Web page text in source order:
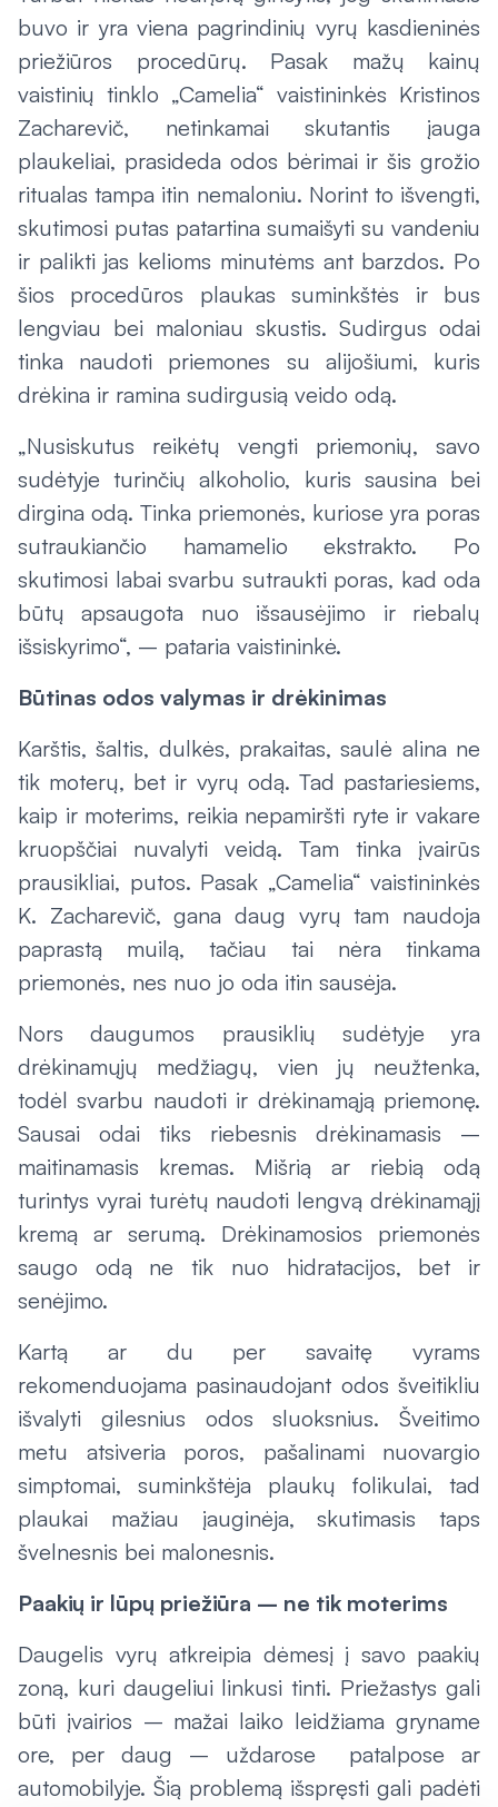
buvo ir yra viena pagrindinių vyrų kasdieninės
priežiūros procedūrų. Pasak mažų kainų
vaistinių tinklo „Camelia“ vaistininkės Kristinos
Zacharevič, netinkamai skutantis įauga
plaukeliai, prasideda odos bėrimai ir šis grožio
ritualas tampa itin nemaloniu. Norint to išvengti,
skutimosi putas patartina sumaišyti su vandeniu
ir palikti jas kelioms minutėms ant barzdos. Po
šios procedūros plaukas suminkštės ir bus
lengviau bei maloniau skustis. Sudirgus odai
tinka naudoti priemones su alijošiumi, kuris
drėkina ir ramina sudirgusią veido odą.
„Nusiskutus reikėtų vengti priemonių, savo
sudėtyje turinčių alkoholio, kuris sausina bei
dirgina odą. Tinka priemonės, kuriose yra poras
sutraukiančio hamamelio ekstrakto. Po
skutimosi labai svarbu sutraukti poras, kad oda
būtų apsaugota nuo išsausėjimo ir riebalų
išsiskyrimo“, – pataria vaistininkė.
Būtinas odos valymas ir drėkinimas
Karštis, šaltis, dulkės, prakaitas, saulė alina ne
tik moterų, bet ir vyrų odą. Tad pastariesiems,
kaip ir moterims, reikia nepamiršti ryte ir vakare
kruopščiai nuvalyti veidą. Tam tinka įvairūs
prausikliai, putos. Pasak „Camelia“ vaistininkės
K. Zacharevič, gana daug vyrų tam naudoja
paprastą muilą, tačiau tai nėra tinkama
priemonės, nes nuo jo oda itin sausėja.
Nors daugumos prausiklių sudėtyje yra
drėkinamųjų medžiagų, vien jų neužtenka,
todėl svarbu naudoti ir drėkinamąją priemonę.
Sausai odai tiks riebesnis drėkinamasis –
maitinamasis kremas. Mišrią ar riebią odą
turintys vyrai turėtų naudoti lengvą drėkinamąjį
kremą ar serumą. Drėkinamosios priemonės
saugo odą ne tik nuo hidratacijos, bet ir
senėjimo.
Kartą ar du per savaitę vyrams
rekomenduojama pasinaudojant odos šveitikliu
išvalyti gilesnius odos sluoksnius. Šveitimo
metu atsiveria poros, pašalinami nuovargio
simptomai, suminkštėja plaukų folikulai, tad
plaukai mažiau įauginėja, skutimasis taps
švelnesnis bei malonesnis.
Paakių ir lūpų priežiūra – ne tik moterims
Daugelis vyrų atkreipia dėmesį į savo paakių
zoną, kuri daugeliui linkusi tinti. Priežastys gali
būti įvairios – mažai laiko leidžiama gryname
ore, per daug – uždarose patalpose ar
automobilyje. Šią problemą išspręsti gali padėti